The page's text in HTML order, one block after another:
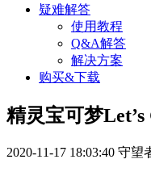
疑难解答
使用教程
Q&A解答
解决方案
购买&下载
精灵宝可梦
2020-11-17 18:03:40 守望